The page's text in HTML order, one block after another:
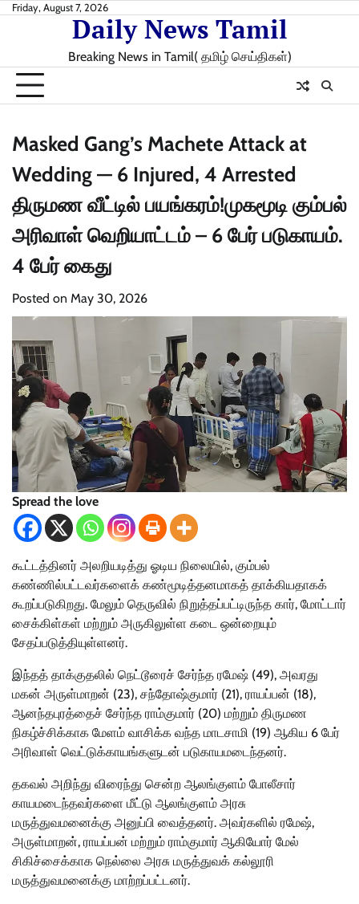
SkipFriday, August 7, 2026
Daily News Tamil
Breaking News in Tamil( தமிழ் செய்திகள்)
Masked Gang’s Machete Attack at
Wedding — 6 Injured, 4 Arrested
திருமண வீட்டில் பயங்கரம்!முகமூடி கும்பல்
அரிவாள் வெறியாட்டம் – 6 பேர் படுகாயம்.
4 பேர் கைது
Posted on May 30, 2026
Spread the love
கூட்டத்தினர் அலறியடித்து ஓடிய நிலையில், கும்பல்
கண்ணில்பட்டவர்களைக் கண்மூடித்தனமாகத் தாக்கியதாகக்
கூறப்படுகிறது. மேலும் தெருவில் நிறுத்தப்பட்டிருந்த கார், மோட்டார்
சைக்கிள்கள் மற்றும் அருகிலுள்ள கடை ஒன்றையும்
சேதப்படுத்தியுள்ளனர்.
இந்தத் தாக்குதலில் நெட்டூரைச் சேர்ந்த ரமேஷ் (49), அவரது
மகன் அருள்மாறன் (23), சந்தோஷ்குமார் (21), ராயப்பன் (18),
ஆனந்தபுரத்தைச் சேர்ந்த ராம்குமார் (20) மற்றும் திருமண
நிகழ்ச்சிக்காக மேளம் வாசிக்க வந்த மாடசாமி (19) ஆகிய 6 பேர்
அரிவாள் வெட்டுக்காயங்களுடன் படுகாயமடைந்தனர்.
தகவல் அறிந்து விரைந்து சென்ற ஆலங்குளம் போலீசார்
காயமடைந்தவர்களை மீட்டு ஆலங்குளம் அரசு
மருத்துவமனைக்கு அனுப்பி வைத்தனர். அவர்களில் ரமேஷ்,
அருள்மாறன், ராயப்பன் மற்றும் ராம்குமார் ஆகியோர் மேல்
சிகிச்சைக்காக நெல்லை அரசு மருத்துவக் கல்லூரி
மருத்துவமனைக்கு மாற்றப்பட்டனர்.